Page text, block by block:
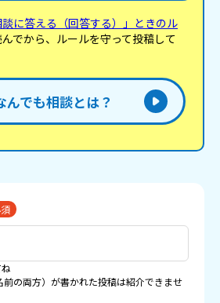
談に答える（回答する）」ときのル
でから、ルールを守って投稿して
んでも相談とは？
の両方）が書かれた投稿は紹介できませ